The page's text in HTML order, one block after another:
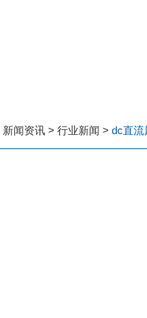
新闻资讯> 行业新闻 > dc直流